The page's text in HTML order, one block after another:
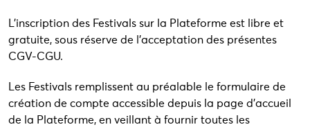
L’inscription des Festivals sur la Plateforme est libre et
gratuite, sous réserve de l’acceptation des présentes
CGV-CGU.
Les Festivals remplissent au préalable le formulaire de
création de compte accessible depuis la page d’accueil
de la Plateforme, en veillant à fournir toutes les